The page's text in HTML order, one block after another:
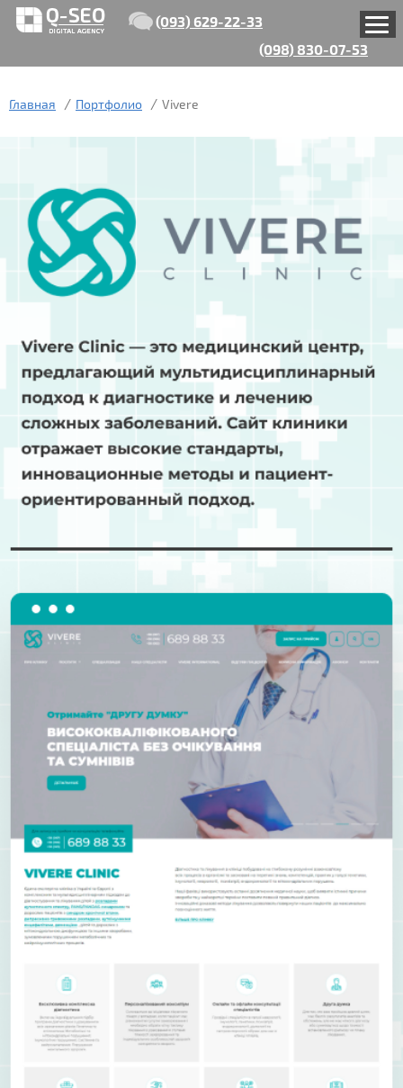
(093) 629-22-33
(098) 830-07-53
Главная Портфолио Vivere